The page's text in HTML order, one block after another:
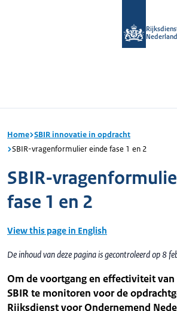
Nederland
Home SBIR innovatie in opdracht
SBIR-vragenformulier einde fase 1 en 2
SBIR-
fase 1 en 2
View this page in English
De inhoud van deze pagina is gecontroleerd op 8
Om de voortgang en effectiviteit
SBIR te monitoren voor de
Rijksdienst voor Ondernemend